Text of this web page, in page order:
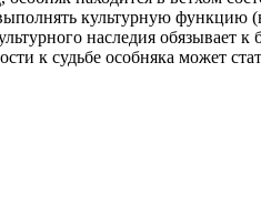
культурную функцию
наследия
к судьбе особняка может